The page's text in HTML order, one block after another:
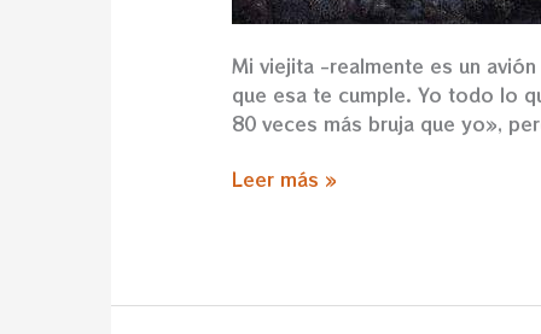
Mi viejita -realmente es un
que esa te cumple. Yo todo lo
80 veces más bruja que yo»,
Leer más »